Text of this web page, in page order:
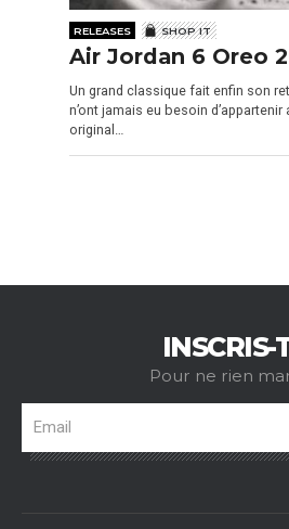
RELEASES SHOP IT
Air Jordan 6 Oreo
Un grand classique fait enfin son
n’ont jamais eu besoin
original…
INSCRIS-
Pour ne rien